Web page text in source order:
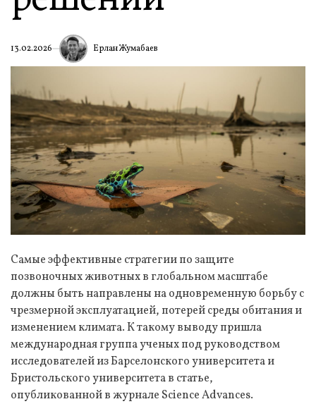
13.02.2026 Ерлан Жумабаев
Самые эффективные стратегии по защите
позвоночных животных в глобальном масштабе
должны быть направлены на одновременную борьбу с
чрезмерной эксплуатацией, потерей среды обитания и
изменением климата. К такому выводу пришла
международная группа ученых под руководством
исследователей из Барселонского университета и
Бристольского университета в статье,
опубликованной в журнале Science Advances.